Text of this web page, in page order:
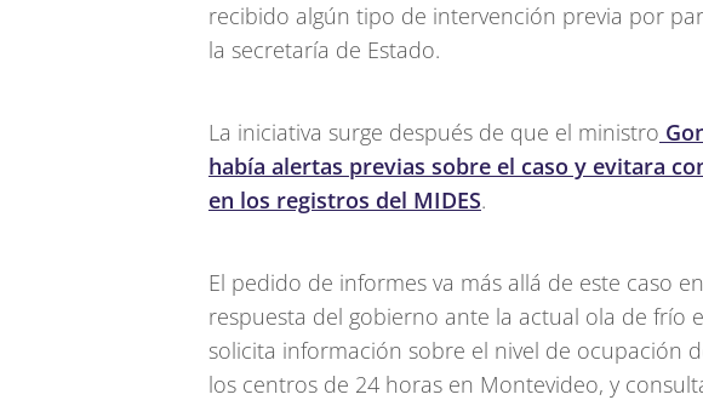
recibido algún tipo de intervención previa por
la secretaría de Estado.
La iniciativa surge después de que el ministro
había alertas previas sobre el caso y evitara
en los registros del MIDES.
El pedido de informes va más allá de este caso
respuesta del gobierno ante la actual ola de frío
solicita información sobre el nivel de ocupación
los centros de 24 horas en Montevideo, y